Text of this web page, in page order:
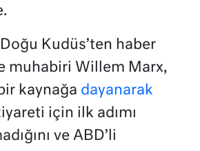
Kudüs’ten haber
muhabiri Willem Marx,
kaynağa dayanarak
için ilk adımı
ve ABD’li